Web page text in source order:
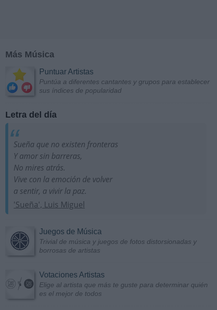
Más Música
Puntuar Artistas
Puntúa a diferentes cantantes y grupos para establecer
sus índices de popularidad
Letra del día
Sueña que no existen fronteras
Y amor sin barreras,
No mires atrás.
Vive con la emoción de volver
a sentir, a vivir la paz.
'Sueña', Luis Miguel
Juegos de Música
Trivial de música y juegos de fotos distorsionadas y
borrosas de artistas
Votaciones Artistas
Elige al artista que más te guste para determinar quién
es el mejor de todos